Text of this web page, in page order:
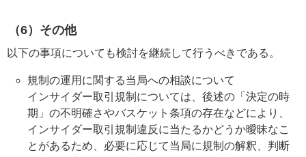
（6）その他
以下の事項についても検討を継続して行うべきである。
規制の運用に関する当局への相談について
インサイダー取引規制については、後述の「決定の時
期」の不明確さやバスケット条項の存在などにより、
インサイダー取引規制違反に当たるかどうか曖昧なこ
とがあるため、必要に応じて当局に規制の解釈、判断